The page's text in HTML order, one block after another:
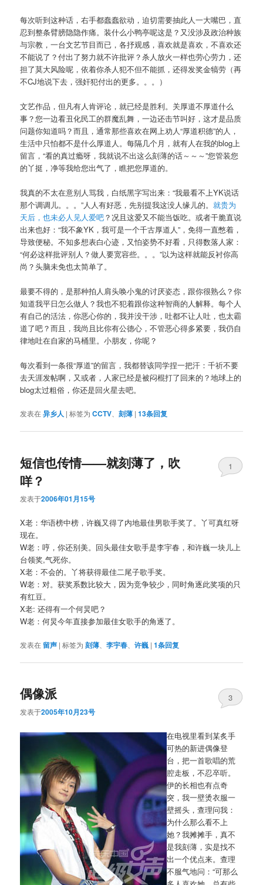
每次听到这种话，右手都蠢蠢欲动，迫切需要抽此人一大嘴巴，直
忍到整条臂膀隐隐作痛。装什么小鸭亭呢这是？又没涉及政治种族
与宗教，一台文艺节目而已，各抒观感，喜欢就是喜欢，不喜欢还
不能说了？付出了努力就不许批评？杀人放火一样也劳心劳力，还
担了莫大风险呢，依着你杀人犯不但不能抓，还得发奖金犒劳（再
不CJ地说下去，强奸犯付出的更多。。。）
文艺作品，但凡有人肯评论，就已经是胜利。关厚道不厚道什么
事？您一边看丑化民工的群魔乱舞，一边还击节叫好，这才是品质
问题你知道吗？而且，通常那些喜欢在网上劝人“厚道积德”的人，
生活中只怕都不是什么厚道人。每隔几个月，就有人在我的blog上
留言，“看的真过瘾呀，我就说不出这么刻薄的话～～～”您管装您
的丫挺，净等我给您出气了，瞧把您厚道的。
我真的不太在意别人骂我，白纸黑字写出来：“我最看不上YK说话
那个调调儿。。。”人人有好恶，先别提我这没人缘儿的。就贵为
天后，也未必人见人爱吧？况且这爱又不能当饭吃。或者干脆直说
出来也好：“我不象YK，我可是一个千古厚道人”，免得一直憋着，
导致便秘。不知多想表白心迹，又怕姿势不好看，只得数落人家：
“何必这样批评别人？做人要宽容些。。。”以为这样就能反衬你高
尚？头脑未免也太简单了。
最要不得的，是那种拍人肩头唤小鬼的讨厌姿态，跟你很熟么？你
知道我平日怎么做人？我也不犯着跟你这种智商的人解释。每个人
有自己的活法，你恶心你的，我并没干涉，吐都不让人吐，也太霸
道了吧？而且，我尚且比你有公德心，不管恶心得多紧要，我仍自
律地吐在自家的马桶里。小朋友，你呢？
每次看到一条很“厚道”的留言，我都替该同学捏一把汗：千祈不要
去天涯发帖啊，又或者，人家已经是被闷棍打了回来的？地球上的
blog太过粗俗，你还是回火星去吧。
发表在异乡人 |标签为 CCTV 、刻薄 |13条回复
短信也传情——就刻薄了，吹
咩？
发表于2006年01月15号
1
X老：华语榜中榜，许巍又得了内地最佳男歌手奖了。丫可真红呀
现在。
W老：哼，你还别美。回头最佳女歌手是李宇春，和许巍一块儿上
台领奖,气死你。
X老：不会的。丫将获得最佳二尾子歌手奖。
W老：对。获奖系数比较大，因为竞争较少，同时角逐此奖项的只
有红豆。
X老: 还得有一个何炅吧？
W老：何炅今年直接参加最佳女歌手的角逐了。
发表在 留声 |标签为 刻薄 、李宇春 、许巍 |1条回复
偶像派
发表于2005年10月23号
3
在电视里看到某炙手
可热的新进偶像登
台，把一首歌唱的荒
腔走板，不忍卒听。
伊的长相也有点奇
突，我一壁烫衣服一
壁摇头，查理问我：
为什么那么看不上
她？我摊摊手，真不
是我刻薄，实是找不
出一个优点来。查理
不服气地问：“可那么